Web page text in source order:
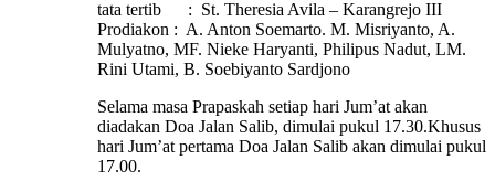
tata tertib : St. Theresia Avila – Karangrejo III
Prodiakon : A. Anton Soemarto. M. Misriyanto, A.
Mulyatno, MF. Nieke Haryanti, Philipus Nadut, LM.
Rini Utami, B. Soebiyanto Sardjono
Selama masa Prapaskah setiap hari Jum’at akan
diadakan Doa Jalan Salib, dimulai pukul 17.30.Khusus
hari Jum’at pertama Doa Jalan Salib akan dimulai pukul
17.00.